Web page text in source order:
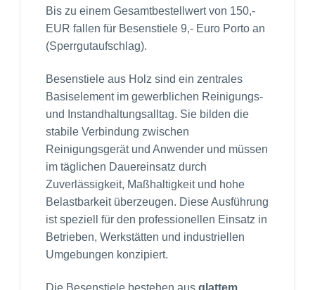
Bis zu einem Gesamtbestellwert von 150,-
EUR fallen für Besenstiele 9,- Euro Porto an
(Sperrgutaufschlag).
Besenstiele aus Holz sind ein zentrales
Basiselement im gewerblichen Reinigungs-
und Instandhaltungsalltag. Sie bilden die
stabile Verbindung zwischen
Reinigungsgerät und Anwender und müssen
im täglichen Dauereinsatz durch
Zuverlässigkeit, Maßhaltigkeit und hohe
Belastbarkeit überzeugen. Diese Ausführung
ist speziell für den professionellen Einsatz in
Betrieben, Werkstätten und industriellen
Umgebungen konzipiert.